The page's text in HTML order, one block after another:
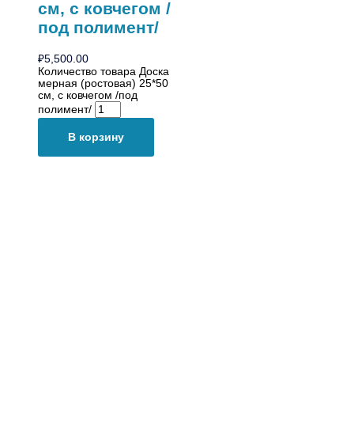
см, с ковчегом /
под полимент/
₽5,500.00
Количество товара Доска
мерная (ростовая) 25*50
см, с ковчегом /под
полимент/
В корзину